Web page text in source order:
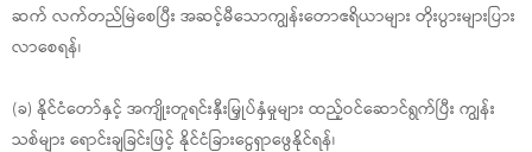
ဆက် လက်တည်မြဲစေပြီး အဆင့်မီသောကျွန်းတောဧရိယာများ တိုးပွားများပြား
လာစေရန်၊
(ခ) နိုင်ငံတော်နှင့် အကျိုးတူရင်းနှီးမြှုပ်နှံမှုများ ထည့်ဝင်ဆောင်ရွက်ပြီး ကျွန်း
သစ်များ ရောင်းချခြင်းဖြင့် နိုင်ငံခြားငွေရှာဖွေနိုင်ရန်၊